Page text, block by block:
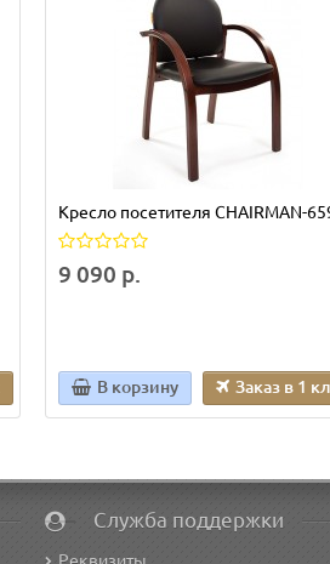
Кресло посетителя CHAIRMAN-
9 090 р.
В корзину Заказ в 1
Служба поддержки